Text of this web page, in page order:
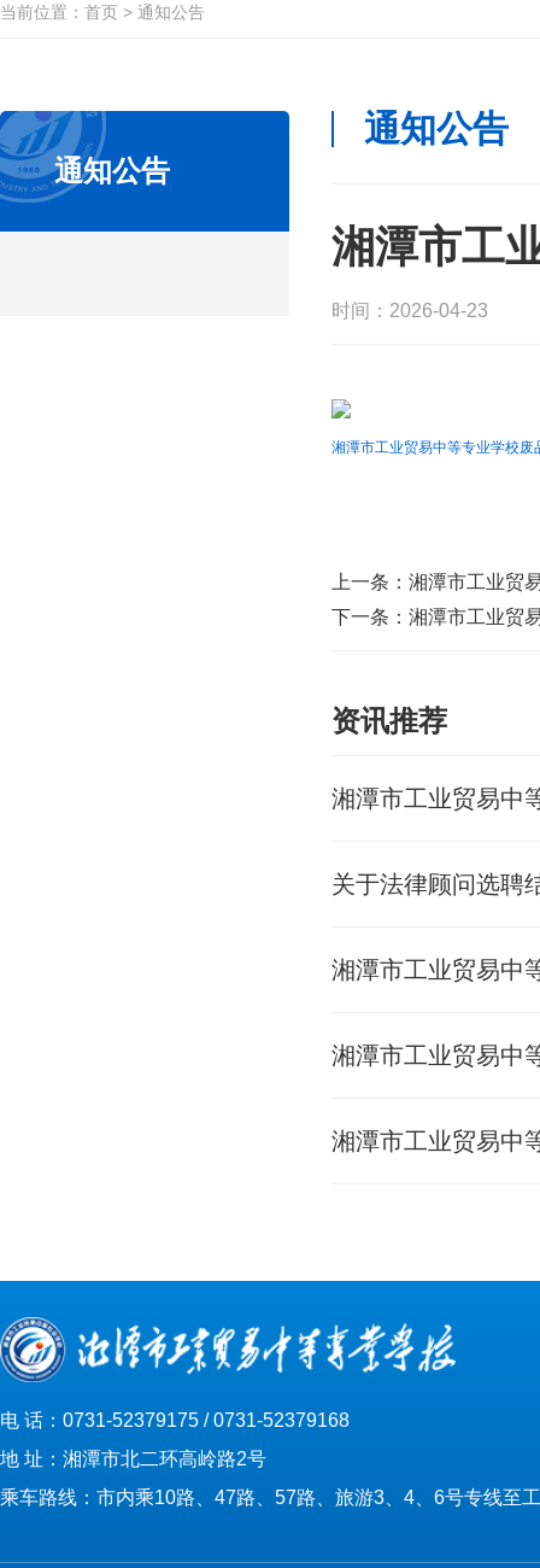
当前位置： 首页 > 通知公告
通知公告
通知公告
湘潭市工
时间：2026-04-23
湘潭市工业贸易中等专业学校废
上一条： 湘潭市工业贸
下一条： 湘潭市工业贸
资讯推荐
关于法律顾问选聘
湘潭市工业贸易中
湘潭市工业贸易中
电 话：0731-52379175 / 0731-52379168
地 址：湘潭市北二环高岭路2号
乘车路线：市内乘10路、47路、57路、旅游3、4、6号专线至